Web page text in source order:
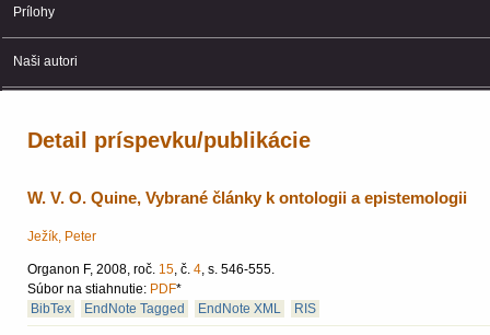
Prílohy
Naši autori
Detail príspevku/publikácie
W. V. O. Quine, Vybrané články k ontologii a epistemologii
Ježík, Peter
Organon F, 2008, roč. 15, č. 4, s. 546-555.
Súbor na stiahnutie: PDF*
BibTex
EndNote Tagged EndNote XML RIS